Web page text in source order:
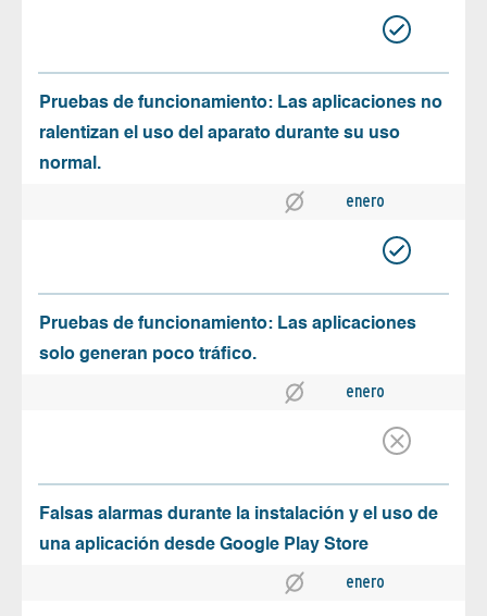
Pruebas de funcionamiento: Las aplicaciones no
ralentizan el uso del aparato durante su uso
normal.
enero
Pruebas de funcionamiento: Las aplicaciones
solo generan poco tráfico.
enero
Falsas alarmas durante la instalación y el uso de
una aplicación desde Google Play Store
enero